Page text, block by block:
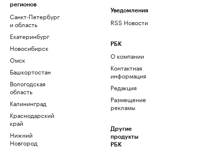
регионов
Санкт-Петербург
и область
Екатеринбург
Новосибирск
Омск
Башкортостан
Вологодская
область
Калининград
Краснодарский
край
Нижний
Новгород
Уведомления
RSS Новости
РБК
О компании
Контактная
информация
Редакция
Размещение
рекламы
Другие
продукты
РБК